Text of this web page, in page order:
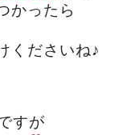
かったら
くださいね♪
すが